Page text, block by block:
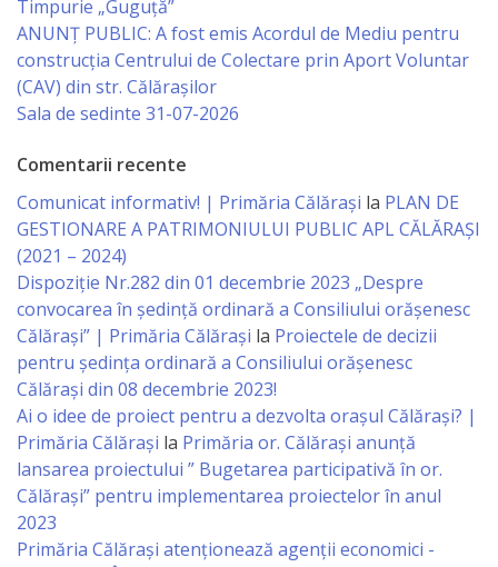
Dispoziții
Proiecte
de
decizii
Deciziile
Consiliului
Consiliul
de
tineret
Activitatea
primăriei
Timpurie „Guguță”
ANUNȚ PUBLIC: A fost emis Acordul de Mediu pentru
construcția Centrului de Colectare prin Aport Voluntar
(CAV) din str. Călărașilor
Sala de sedinte 31-07-2026
Comentarii recente
Comunicat informativ! | Primăria Călărași la PLAN DE
GESTIONARE A PATRIMONIULUI PUBLIC APL CĂLĂRAȘI
(2021 – 2024)
Dispoziție Nr.282 din 01 decembrie 2023 „Despre
convocarea în ședință ordinară a Consiliului orășenesc
Călărași” | Primăria Călărași la Proiectele de decizii
pentru ședința ordinară a Consiliului orășenesc
Călărași din 08 decembrie 2023!
Ai o idee de proiect pentru a dezvolta orașul Călărași? |
Primăria Călărași la Primăria or. Călărași anunță
lansarea proiectului ” Bugetarea participativă în or.
Călărași” pentru implementarea proiectelor în anul
2023
Primăria Călăraşi atenţionează agenţii economici -